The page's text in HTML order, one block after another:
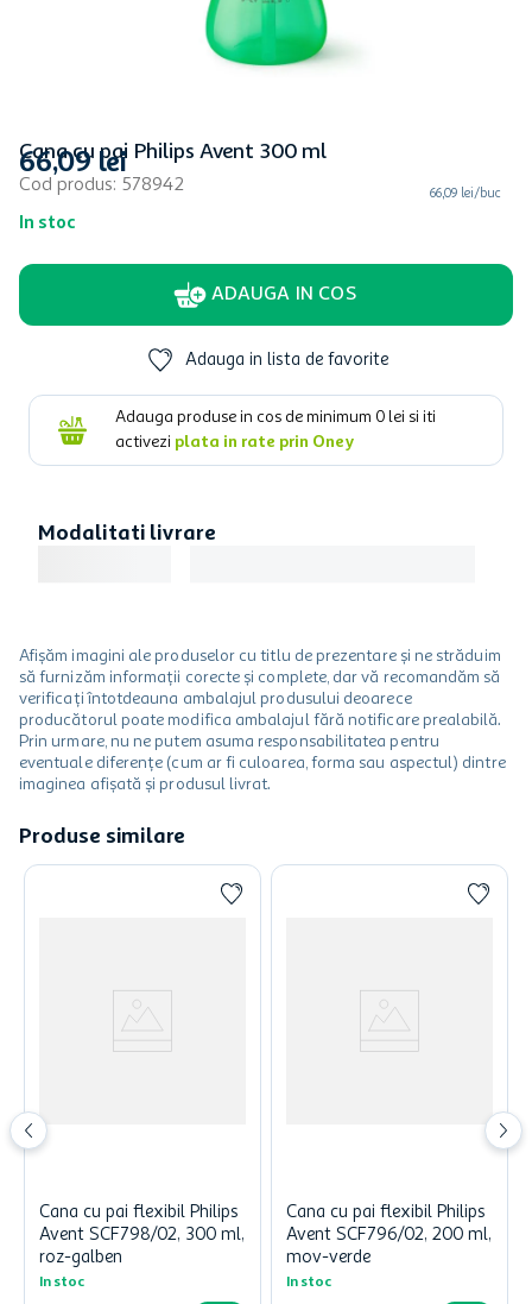
Cana cu pai Philips Avent 300 ml
Cod produs: 578942
In stoc
66,09 lei
66,09 lei/buc
ADAUGA IN COS
Adauga in lista de favorite
Adauga produse in cos de minimum 0 lei si iti
activezi plata in rate prin Oney
Modalitati livrare
Afișăm imagini ale produselor cu titlu de prezentare și ne străduim
să furnizăm informații corecte și complete, dar vă recomandăm să
verificați întotdeauna ambalajul produsului deoarece
producătorul poate modifica ambalajul fără notificare prealabilă.
Prin urmare, nu ne putem asuma responsabilitatea pentru
eventuale diferențe (cum ar fi culoarea, forma sau aspectul) dintre
imaginea afișată și produsul livrat.
Produse similare
Cana cu pai flexibil Philips
Avent SCF798/02, 300 ml,
roz-galben
In stoc
Cana cu pai flexibil Philips
Avent SCF796/02, 200 ml,
mov-verde
In stoc